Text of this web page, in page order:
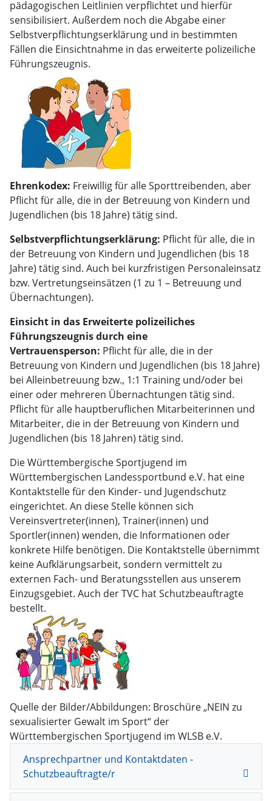
pädagogischen Leitlinien verpflichtet und hierfür
sensibilisiert. Außerdem noch die Abgabe einer
Selbstverpflichtungserklärung und in bestimmten
Fällen die Einsichtnahme in das erweiterte polizeiliche
Führungszeugnis.
Ehrenkodex: Freiwillig für alle Sporttreibenden, aber
Pflicht für alle, die in der Betreuung von Kindern und
Jugendlichen (bis 18 Jahre) tätig sind.
Selbstverpflichtungserklärung: Pflicht für alle, die in
der Betreuung von Kindern und Jugendlichen (bis 18
Jahre) tätig sind. Auch bei kurzfristigen Personaleinsatz
bzw. Vertretungseinsätzen (1 zu 1 – Betreuung und
Übernachtungen).
Einsicht in das Erweiterte polizeiliches
Führungszeugnis durch eine
Vertrauensperson: Pflicht für alle, die in der
Betreuung von Kindern und Jugendlichen (bis 18 Jahre)
bei Alleinbetreuung bzw., 1:1 Training und/oder bei
einer oder mehreren Übernachtungen tätig sind.
Pflicht für alle hauptberuflichen Mitarbeiterinnen und
Mitarbeiter, die in der Betreuung von Kindern und
Jugendlichen (bis 18 Jahren) tätig sind.
Die Württembergische Sportjugend im
Württembergischen Landessportbund e.V. hat eine
Kontaktstelle für den Kinder- und Jugendschutz
eingerichtet. An diese Stelle können sich
Vereinsvertreter(innen), Trainer(innen) und
Sportler(innen) wenden, die Informationen oder
konkrete Hilfe benötigen. Die Kontaktstelle übernimmt
keine Aufklärungsarbeit, sondern vermittelt zu
externen Fach- und Beratungsstellen aus unserem
Einzugsgebiet. Auch der TVC hat Schutzbeauftragte
bestellt.
Quelle der Bilder/Abbildungen: Broschüre „NEIN zu
sexualisierter Gewalt im Sport“ der
Württembergischen Sportjugend im WLSB e.V.
Ansprechpartner und Kontaktdaten -
Schutzbeauftragte/r